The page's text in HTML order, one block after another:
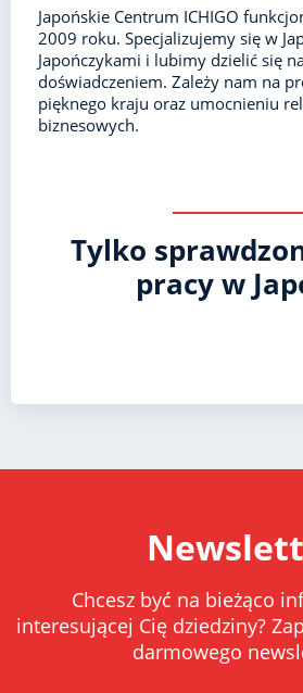
Japońskie Centrum ICHIGO
2009 roku. Specjalizujemy się w
Japończykami i lubimy dzielić się
doświadczeniem. Zależy nam na
pięknego kraju oraz umocnieniu
biznesowych.
Tylko
pracy w
Chcesz być na bieżąco
interesującej Cię dziedziny?
darmowego